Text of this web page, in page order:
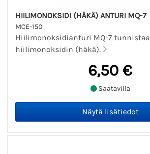
HIILIMONOKSIDI (HÄKÄ) ANTURI MQ-7
MCE-150
Hiilimonoksidianturi MQ-7 tunnistaa
hiilimonoksidin (häkä).
6,50 €
Saatavilla